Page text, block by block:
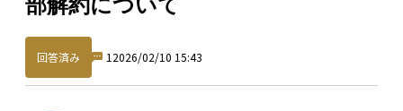
回答済み 1 2026/02/10 15:43